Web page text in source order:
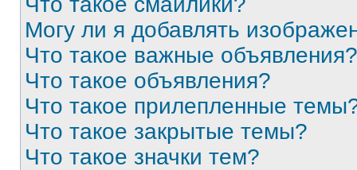
Могу ли я добавлять
Что такое важные объявления?
Что такое объявления?
Что такое прилепленные
Что такое закрытые темы?
Что такое значки тем?